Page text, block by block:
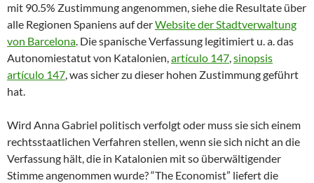
mit 90.5% Zustimmung angenommen, siehe die Resultate über
alle Regionen Spaniens auf derWebsite der Stadtverwaltung
von Barcelona. Die spanische Verfassung legitimiert u. a. das
Autonomiestatut von Katalonien,artículo 147,sinopsis
artículo 147, was sicher zu dieser hohen Zustimmung geführt
hat.
Wird Anna Gabriel politisch verfolgt oder muss sie sich einem
rechtsstaatlichen Verfahren stellen, wenn sie sich nicht an die
Verfassung hält, die in Katalonien mit so überwältigender
Stimme angenommen wurde? “The Economist” liefert die